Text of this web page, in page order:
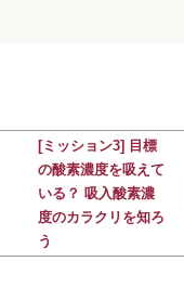
[ミッション3] 目標
の酸素濃度を吸えて
いる？ 吸入酸素濃
度のカラクリを知ろ
う